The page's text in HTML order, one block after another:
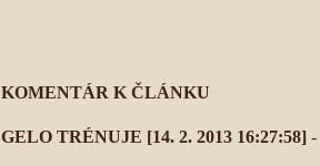
KOMENTÁR K ČLÁNKU
GELO TRÉNUJE [14. 2. 2013 16:27:58] -